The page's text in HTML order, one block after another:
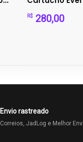
R$ 280,00
Envio rastreado
Correios, JadLog e Melhor